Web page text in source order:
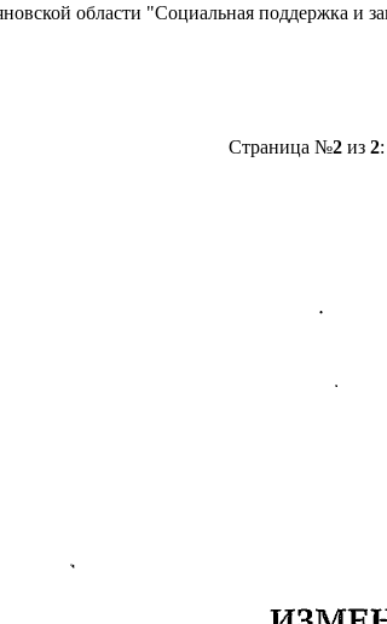
области "Социальная поддержка и
Страница №2из 2: